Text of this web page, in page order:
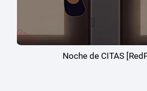
Noche de CITAS